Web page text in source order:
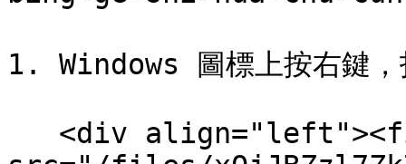
1. Windows 圖標上按右鍵，